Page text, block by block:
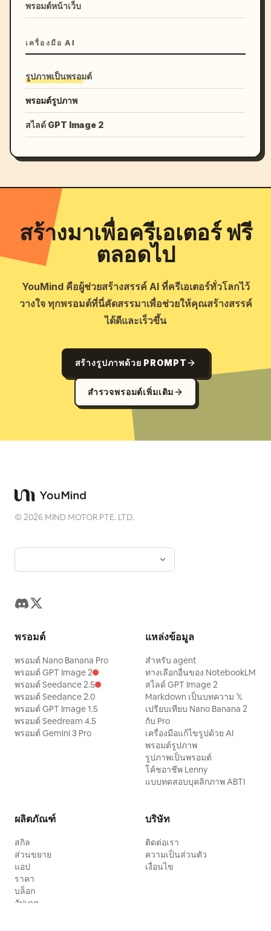
พรอมต์หน้าเว็บ
เครื่องมือ AI
รูปภาพเป็นพรอมต์
พรอมต์รูปภาพ
สไลด์ GPT Image 2
สร้างมาเพื่อครีเอเตอร์ ฟรี
ตลอดไป
YouMind คือผู้ช่วยสร้างสรรค์ AI ที่ครีเอเตอร์ทั่วโลกไว้
วางใจ ทุกพรอมต์ที่นี่คัดสรรมาเพื่อช่วยให้คุณสร้างสรรค์
ได้ดีและเร็วขึ้น
สร้างรูปภาพด้วย PROMPT
สำรวจพรอมต์เพิ่มเติม
©2026 MIND MOTOR PTE. LTD.
พรอมต์
พรอมต์ Nano Banana Pro
พรอมต์ GPT Image 2
พรอมต์ Seedance 2.5
พรอมต์ Seedance 2.0
พรอมต์ GPT Image 1.5
พรอมต์ Seedream 4.5
พรอมต์ Gemini 3 Pro
แหล่งข้อมูล
สำหรับ agent
ทางเลือกอื่นของ NotebookLM
สไลด์ GPT Image 2
Markdown เป็นบทความ 𝕏
เปรียบเทียบ Nano Banana 2
กับ Pro
เครื่องมือแก้ไขรูปด้วย AI
พรอมต์รูปภาพ
รูปภาพเป็นพรอมต์
โค้ชอาชีพ Lenny
แบบทดสอบบุคลิกภาพ ABTI
ผลิตภัณฑ์
สกิล
ส่วนขยาย
แอป
ราคา
บล็อก
อัปเดต
บริษัท
ติดต่อเรา
ความเป็นส่วนตัว
เงื่อนไข